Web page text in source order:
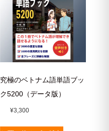
究極のベトナム語単語ブッ
ク5200（データ版）
¥3,300